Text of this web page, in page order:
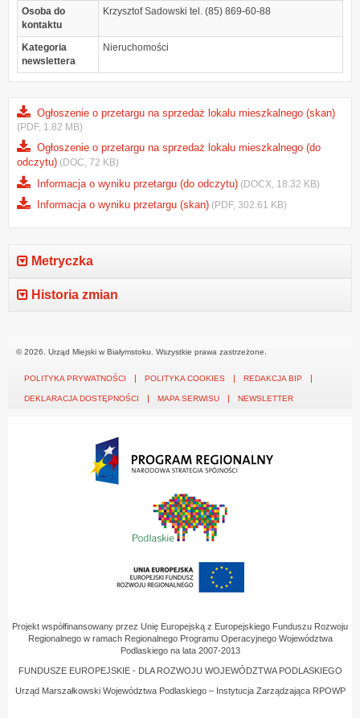
Osoba do
kontaktu
Krzysztof Sadowski tel. (85) 869-60-88
Kategoria
newslettera
Nieruchomości
Ogłoszenie o przetargu na sprzedaż lokalu mieszkalnego (skan)
(PDF, 1.82 MB)
Ogłoszenie o przetargu na sprzedaż lokalu mieszkalnego (do
odczytu) (DOC, 72 KB)
Informacja o wyniku przetargu (do odczytu) (DOCX, 18.32 KB)
Informacja o wyniku przetargu (skan) (PDF, 302.61 KB)
Metryczka
Historia zmian
© 2026. Urząd Miejski w Białymstoku. Wszystkie prawa zastrzeżone.
POLITYKA PRYWATNOŚCI POLITYKA COOKIES REDAKCJA BIP
DEKLARACJA DOSTĘPNOŚCI MAPA SERWISU NEWSLETTER
Projekt współfinansowany przez Unię Europejską z Europejskiego Funduszu Rozwoju
Regionalnego w ramach Regionalnego Programu Operacyjnego Województwa
Podlaskiego na lata 2007-2013
FUNDUSZE EUROPEJSKIE - DLA ROZWOJU WOJEWÓDZTWA PODLASKIEGO
Urząd Marszałkowski Województwa Podlaskiego – Instytucja Zarządzająca RPOWP